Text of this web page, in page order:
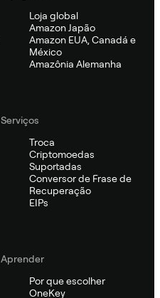
Loja global
Amazon Japão
Amazon EUA, Canadá e
México
Amazônia Alemanha
Serviços
Troca
Criptomoedas
Suportadas
Conversor de Frase de
Recuperação
EIPs
Aprender
Por que escolher
OneKey